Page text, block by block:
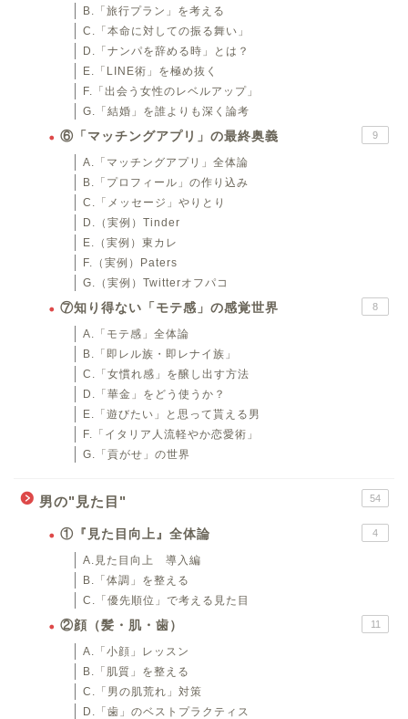
B.「旅行プラン」を考える
C.「本命に対しての振る舞い」
D.「ナンパを辞める時」とは？
E.「LINE術」を極め抜く
F.「出会う女性のレベルアップ」
G.「結婚」を誰よりも深く論考
⑥「マッチングアプリ」の最終奥義 9
A.「マッチングアプリ」全体論
B.「プロフィール」の作り込み
C.「メッセージ」やりとり
D.（実例）Tinder
E.（実例）東カレ
F.（実例）Paters
G.（実例）Twitterオフパコ
⑦知り得ない「モテ感」の感覚世界 8
A.「モテ感」全体論
B.「即レル族・即レナイ族」
C.「女慣れ感」を醸し出す方法
D.「華金」をどう使うか？
E.「遊びたい」と思って貰える男
F.「イタリア人流軽やか恋愛術」
G.「貢がせ」の世界
男の"見た目" 54
①『見た目向上』全体論 4
A.見た目向上 導入編
B.「体調」を整える
C.「優先順位」で考える見た目
②顔（髪・肌・歯） 11
A.「小顔」レッスン
B.「肌質」を整える
C.「男の肌荒れ」対策
D.「歯」のベストプラクティス